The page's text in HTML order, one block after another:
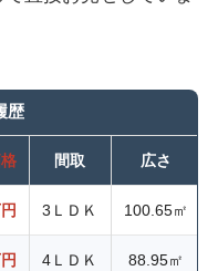
歴
間取 広さ
3ＬＤＫ 100.65㎡
4ＬＤＫ 88.95㎡